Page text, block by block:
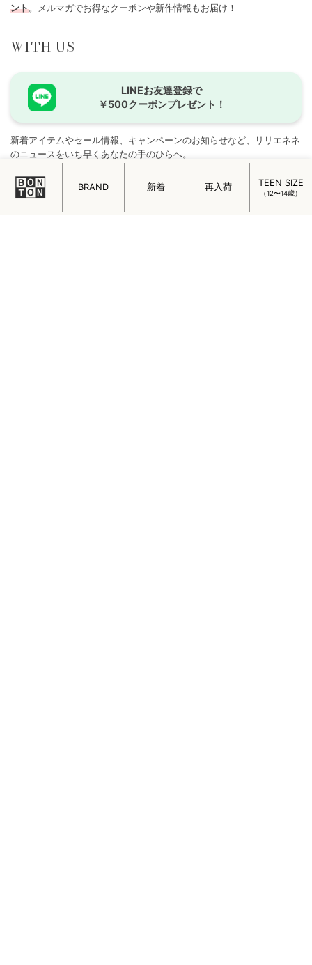
ント。メルマガでお得なクーポンや新作情報もお届け！
WITH US
LINEお友達登録で
￥500クーポンプレゼント！
新着アイテムやセール情報、キャンペーンのお知らせなど、リリエネネ
のニュースをいち早くあなたの手のひらへ。
FOLLOW US
BRAND 新着 再入荷 TEEN SIZE
（12〜14歳）